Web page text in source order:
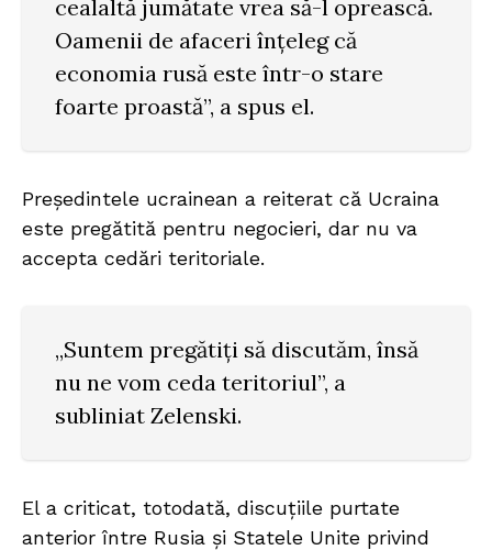
cealaltă jumătate vrea să-l oprească.
Oamenii de afaceri înțeleg că
economia rusă este într-o stare
foarte proastă”, a spus el.
Președintele ucrainean a reiterat că Ucraina
este pregătită pentru negocieri, dar nu va
accepta cedări teritoriale.
„Suntem pregătiți să discutăm, însă
nu ne vom ceda teritoriul”, a
subliniat Zelenski.
El a criticat, totodată, discuțiile purtate
anterior între Rusia și Statele Unite privind